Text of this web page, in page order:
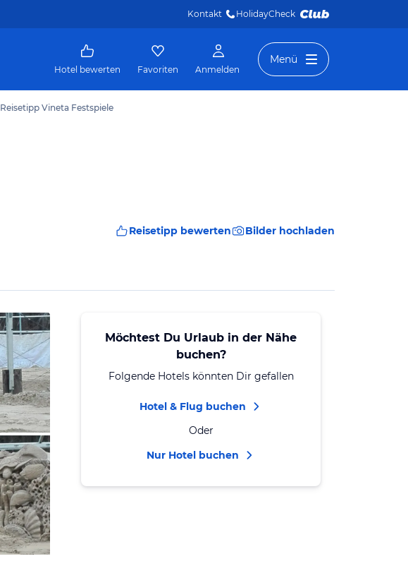
Kontakt HolidayCheck
Hotel bewerten Favoriten Anmelden
Menü
Reisetipp Vineta Festspiele
Reisetipp bewerten Bilder hochladen
Möchtest Du Urlaub in der Nähe
buchen?
Folgende Hotels könnten Dir gefallen
Hotel & Flug buchen
Oder
Nur Hotel buchen